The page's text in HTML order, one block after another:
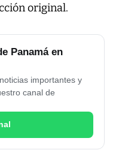
original.
Panamá en
importantes y
canal de